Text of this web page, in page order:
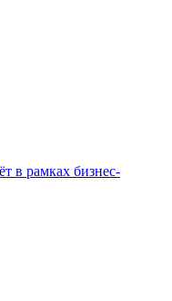
в рамках бизнес-